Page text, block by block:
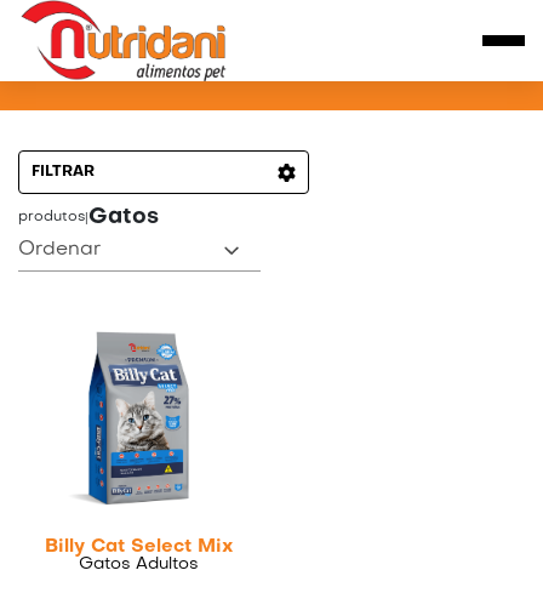
PRODUTOS PARA GATOS
FILTRAR
produtos Gatos
Ordenar
Billy Cat Select Mix
Gatos Adultos